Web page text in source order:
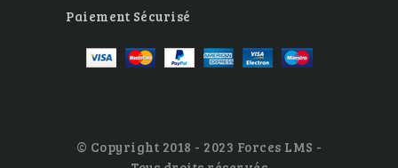
Paiement Sécurisé
© Copyright 2018 - 2023 Forces LMS -